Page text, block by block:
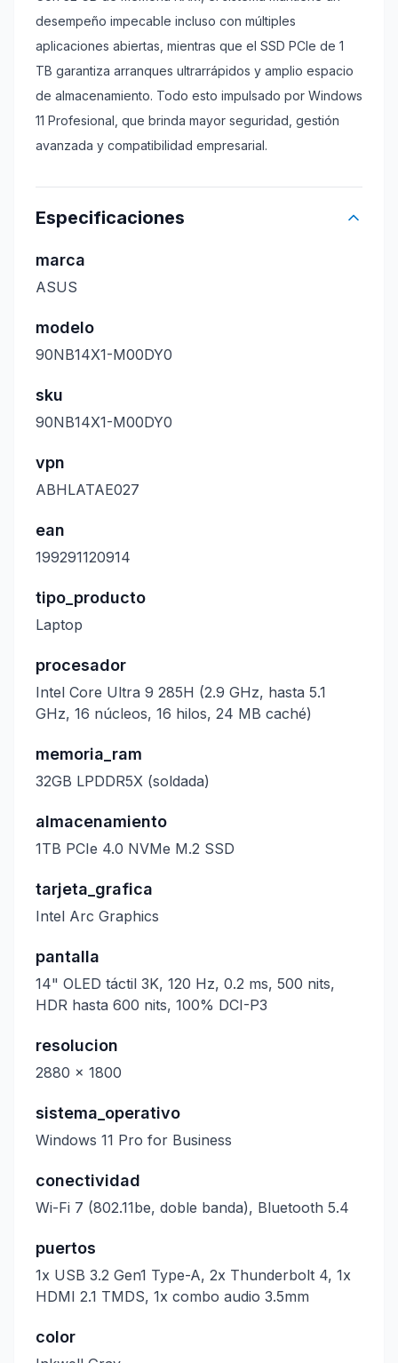
desempeño impecable incluso con múltiples
aplicaciones abiertas, mientras que el SSD PCIe de 1
TB garantiza arranques ultrarrápidos y amplio espacio
de almacenamiento. Todo esto impulsado por Windows
11 Profesional, que brinda mayor seguridad, gestión
avanzada y compatibilidad empresarial.
Especificaciones
marca
ASUS
modelo
90NB14X1-M00DY0
sku
90NB14X1-M00DY0
vpn
ABHLATAE027
ean
199291120914
tipo_producto
Laptop
procesador
Intel Core Ultra 9 285H (2.9 GHz, hasta 5.1
GHz, 16 núcleos, 16 hilos, 24 MB caché)
memoria_ram
32GB LPDDR5X (soldada)
almacenamiento
1TB PCIe 4.0 NVMe M.2 SSD
tarjeta_grafica
Intel Arc Graphics
pantalla
14" OLED táctil 3K, 120 Hz, 0.2 ms, 500 nits,
HDR hasta 600 nits, 100% DCI-P3
resolucion
2880 x 1800
sistema_operativo
Windows 11 Pro for Business
conectividad
Wi-Fi 7 (802.11be, doble banda), Bluetooth 5.4
puertos
1x USB 3.2 Gen1 Type-A, 2x Thunderbolt 4, 1x
HDMI 2.1 TMDS, 1x combo audio 3.5mm
color